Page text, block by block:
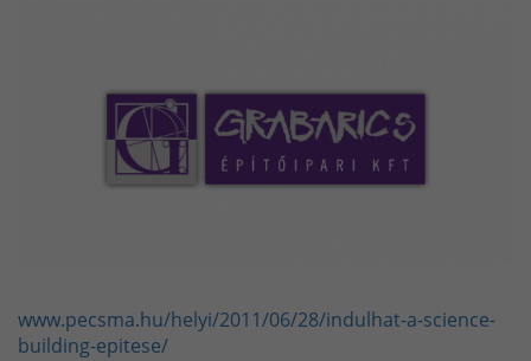
www.pecsma.hu/helyi/2011/06/28/indulhat-a-science-
building-epitese/